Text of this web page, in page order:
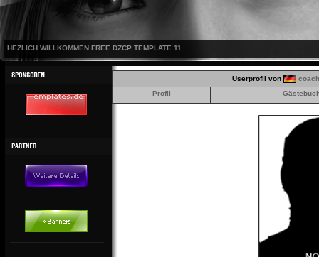
HEZLICH WILLKOMMEN FREE DZCP TEMPLATE 11
Userprofil von
Profil